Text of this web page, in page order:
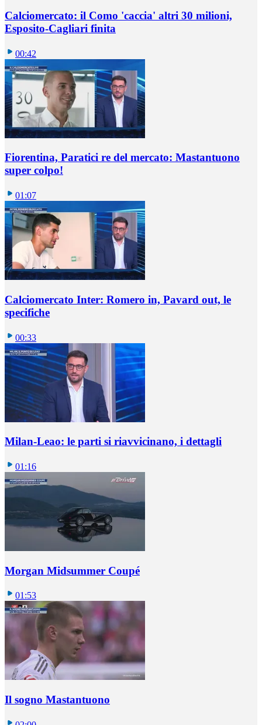
Calciomercato: il Como 'caccia' altri 30 milioni,
Esposito-Cagliari finita
00:42
Fiorentina, Paratici re del mercato: Mastantuono
super colpo!
01:07
Calciomercato Inter: Romero in, Pavard out, le
specifiche
00:33
Milan-Leao: le parti si riavvicinano, i dettagli
01:16
Morgan Midsummer Coupé
01:53
Il sogno Mastantuono